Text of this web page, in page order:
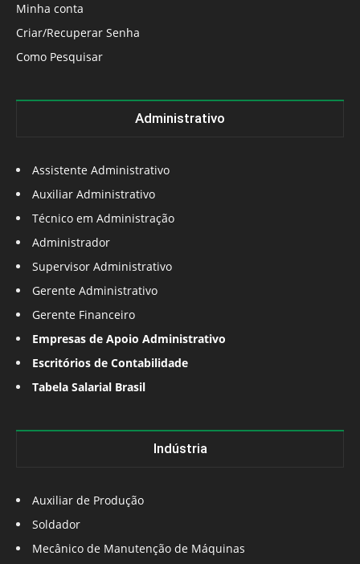
Minha conta
Criar/Recuperar Senha
Como Pesquisar
Administrativo
Assistente Administrativo
Auxiliar Administrativo
Técnico em Administração
Administrador
Supervisor Administrativo
Gerente Administrativo
Gerente Financeiro
Empresas de Apoio Administrativo
Escritórios de Contabilidade
Tabela Salarial Brasil
Indústria
Auxiliar de Produção
Soldador
Mecânico de Manutenção de Máquinas